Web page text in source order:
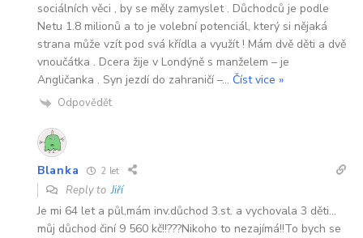
sociálních věci , by se měly zamyslet . Důchodců je podle
Netu 1.8 milionů a to je volební potenciál, který si nějaká
strana může vzít pod svá křídla a využít ! Mám dvě děti a dvě
vnoučátka . Dcera žije v Londýně s manželem – je
Angličanka . Syn jezdí do zahraničí –… Číst vice »
Odpovědět
Blanka 2 let
Reply toJiří
Je mi 64 let a půl,mám inv.důchod 3.st. a vychovala 3 děti…
můj důchod činí 9 560 kč!!???Nikoho to nezajímá!!To bych se